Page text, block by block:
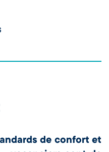
de confort et